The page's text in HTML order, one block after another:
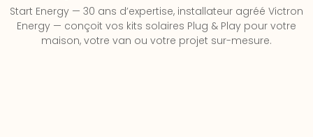
Start Energy — 30 ans d’expertise, installateur agréé Victron
Energy — conçoit vos kits solaires Plug & Play pour votre
maison, votre van ou votre projet sur-mesure.